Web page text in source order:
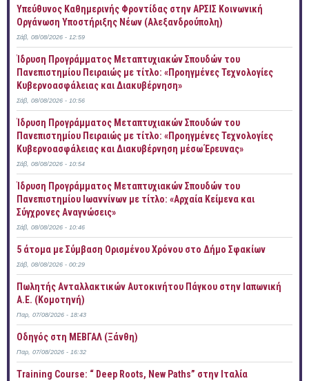
Yπεύθυνος Καθημερινής Φροντίδας στην ΑΡΣΙΣ Κοινωνική
Οργάνωση Υποστήριξης Νέων (Αλεξανδρούπολη)
Σάβ, 08/08/2026 - 12:59
Ίδρυση Προγράμματος Μεταπτυχιακών Σπουδών του
Πανεπιστημίου Πειραιώς με τίτλο: «Προηγμένες Τεχνολογίες
Κυβερνοασφάλειας και Διακυβέρνηση»
Σάβ, 08/08/2026 - 10:56
Ίδρυση Προγράμματος Μεταπτυχιακών Σπουδών του
Πανεπιστημίου Πειραιώς με τίτλο: «Προηγμένες Τεχνολογίες
Κυβερνοασφάλειας και Διακυβέρνηση μέσω Έρευνας»
Σάβ, 08/08/2026 - 10:54
Ίδρυση Προγράμματος Μεταπτυχιακών Σπουδών του
Πανεπιστημίου Ιωαννίνων με τίτλο: «Αρχαία Κείμενα και
Σύγχρονες Αναγνώσεις»
Σάβ, 08/08/2026 - 10:46
5 άτομα με Σύμβαση Ορισμένου Χρόνου στο Δήμο Σφακίων
Σάβ, 08/08/2026 - 00:29
Πωλητής Ανταλλακτικών Αυτοκινήτου Πάγκου στην Ιαπωνική
Α.Ε. (Κομοτηνή)
Παρ, 07/08/2026 - 18:43
Οδηγός στη ΜΕΒΓΑΛ (Ξάνθη)
Παρ, 07/08/2026 - 16:32
Training Course: “ Deep Roots, New Paths” στην Ιταλία